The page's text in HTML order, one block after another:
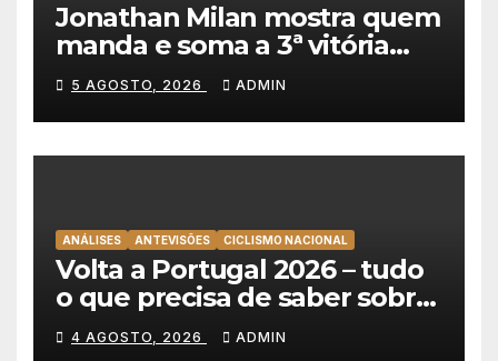
Jonathan Milan mostra quem
manda e soma a 3ª vitória
consecutiva na Volta a
Polónia
5 AGOSTO, 2026 ADMIN
ANÁLISES ANTEVISÕES CICLISMO NACIONAL
Volta a Portugal 2026 – tudo
o que precisa de saber sobre
as equipas e o percurso
4 AGOSTO, 2026 ADMIN